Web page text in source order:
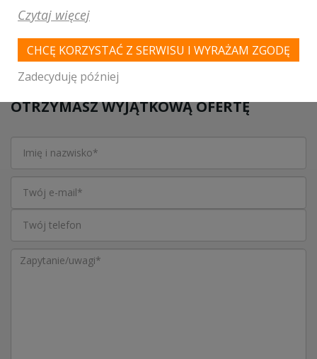
4.33| głosów:
SKONTAKTUJ SIĘ Z LOKALEM,
OTRZYMASZ WYJĄTKOWĄ OFERTĘ
Czytaj więcej
CHCĘ KORZYSTAĆ Z SERWISU I WYRAŻAM ZGODĘ
Zadecyduję później